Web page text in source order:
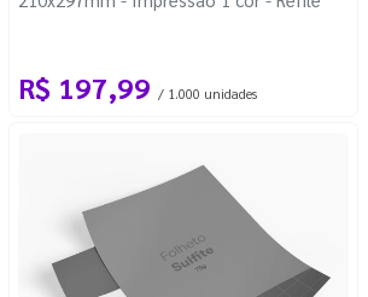
R$ 197,99 / 1.000 unidades